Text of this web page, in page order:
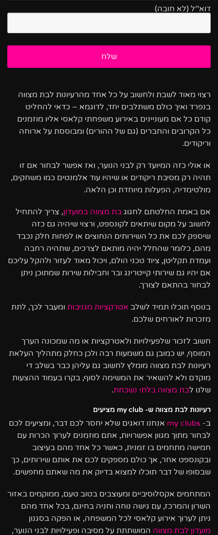
דוא''ל (לא חובה)
רצוי מאוד לשבת ולחשוב על כל אחד מהרעיונות לבת מצווה
בנפרד ואיך כולם משתלבים יחד, לדוגמא – כדאי להחליט
קודם כל אם מעוניינים באירוע משפחתי קלאסי אליו מוזמנים
כל הקרובים והחברים (גם של ההורים) ומבוססת על ארוחה
וריקודים.
או אולי כזה המיועד רק לבני הנוער, ואז אפשר לבחור אם זו
תהיה רק מסיבת ריקודים או שיהיו עוד אלמנטים כמו משחקים,
מולטימדיה, הפעלות מיוחדת וכן הלאה.
אם באמת החלטתם לחגוג בת מצווה במועדון, צריך להתחיל
לחשוב על מקום שיתאים לקונספט, ורצוי שיהיה גם כזה
שיספק לכם את כל השירותים הנחוצים או לפחות חלק נכבד
מהם, כלומר שהחלל יהיה מותאם לצרכים, שתהיה רחבה
ועמדת תקליטן, ציוד טכני הולם, ויכול מאוד לעזור ולהקל עליכם
אם יהיו גם שירותי קייטרינג ובר וחבילות שירות שמתוכן ניתן
לבחור בהתאם לצורך.
בנוסף תוכלו תמיד לשלב אטרקציות מגניבות ומעבר לכך, לתת
מזכרות לאורחים שלכם.
חשוב לזכור שלפעילויות ולאטרקציות או מה שמכונה הערך
המוסף, יש כמובן גם משמעות רבה ולכן כחלק מתהליך העלאת
רעיונות לבת מצווה מומלץ לחשוב גם עליהן כבר בשלב די
מוקדם ולא להשאיר את המשימה לסוף, בקרו בעמוד ההצעות
שלנו לבת מצווה בלתי נשכחת.
רעיונות לבת מצווה ש- my club מציעים
ב- my clubs אנחנו דואגים שלא יחסר לכם דבר, ומציעים לכם
לבחור מתוך מגוון אפשרויות, אתם מוזמנים לערוך הכרות עם
חמישה מתחמים בו זמנית, כאשר כל אחד מהם בעיצוב
ובקונספט אחר, אך כולם מספקים לכם את אותם שירותים, כך
שבסופו של דבר תוכלו למצוא בדיוק את מה שאתם מחפשים.
המתחמים אקסלוסיביים ומעוצבים בטוב טעם, ממוקמים באזור
השרון והמרכז, עם גישה נוחה וחניה בחינם, בכל אחד מהם
ניתן לערוך אירוע קלאסי לכל המשפחה, או הפקה בסגנון
מועדון לבת מצווה המושתתת על מסיבה ופעילויות לבני הנוער,